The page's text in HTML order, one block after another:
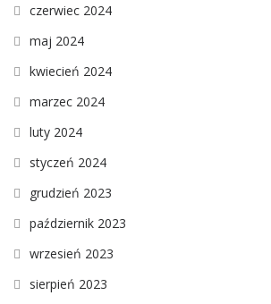
czerwiec 2024
maj 2024
kwiecień 2024
marzec 2024
luty 2024
styczeń 2024
grudzień 2023
październik 2023
wrzesień 2023
sierpień 2023